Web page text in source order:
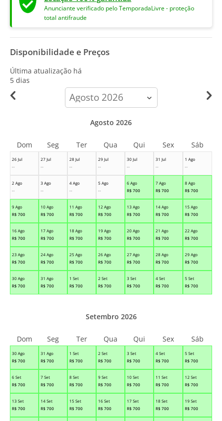
Anunciante verificado pelo TemporadaLivre - proteção
total antifraude
Disponibilidade e Preços
Última atualização há
5 dias
calendar-
month
26 Jul
--
27 Jul
--
28 Jul
--
29 Jul
--
30 Jul
--
31 Jul
--
1 Ago
--
2 Ago
--
3 Ago
--
4 Ago
--
5 Ago
--
6 Ago
R$ 700
7 Ago
R$ 700
8 Ago
R$ 700
9 Ago
R$ 700
10 Ago
R$ 700
11 Ago
R$ 700
12 Ago
R$ 700
13 Ago
R$ 700
14 Ago
R$ 700
15 Ago
R$ 700
16 Ago
R$ 700
17 Ago
R$ 700
18 Ago
R$ 700
19 Ago
R$ 700
20 Ago
R$ 700
21 Ago
R$ 700
22 Ago
R$ 700
23 Ago
R$ 700
24 Ago
R$ 700
25 Ago
R$ 700
26 Ago
R$ 700
27 Ago
R$ 700
28 Ago
R$ 700
29 Ago
R$ 700
30 Ago
R$ 700
31 Ago
R$ 700
1 Set
R$ 700
2 Set
R$ 700
3 Set
R$ 700
4 Set
R$ 700
5 Set
R$ 700
Agosto 2026
Dom Seg Ter Qua Qui Sex Sáb
30 Ago
R$ 700
31 Ago
R$ 700
1 Set
R$ 700
2 Set
R$ 700
3 Set
R$ 700
4 Set
R$ 700
5 Set
R$ 700
6 Set
R$ 700
7 Set
R$ 700
8 Set
R$ 700
9 Set
R$ 700
10 Set
R$ 700
11 Set
R$ 700
12 Set
R$ 700
13 Set
R$ 700
14 Set
R$ 700
15 Set
R$ 700
16 Set
R$ 700
17 Set
R$ 700
18 Set
R$ 700
19 Set
R$ 700
Setembro 2026
Dom Seg Ter Qua Qui Sex Sáb